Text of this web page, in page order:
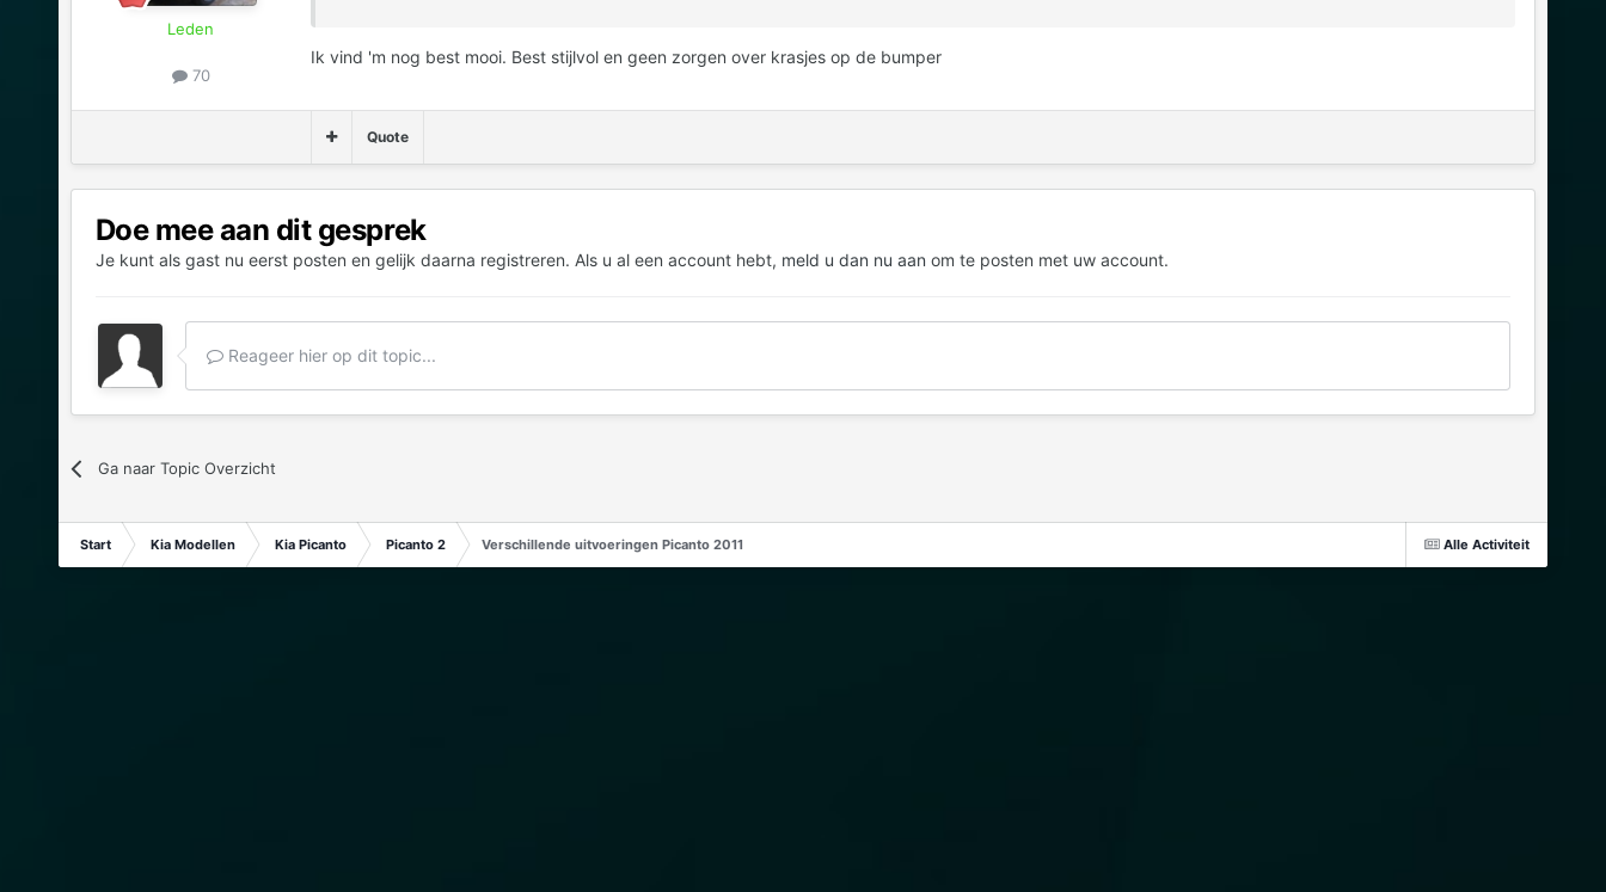
Leden
70
Ik vind 'm nog best mooi. Best stijlvol en geen zorgen over krasjes op de bumper
Quote
Doe mee aan dit gesprek
Je kunt als gast nu eerst posten en gelijk daarna registreren. Als u al een account hebt, meld u dan nu aan om te posten met uw account.
Reageer hier op dit topic...
Ga naar Topic Overzicht
Alle Activiteit
Start Kia Modellen Kia Picanto Picanto 2 Verschillende uitvoeringen Picanto 2011